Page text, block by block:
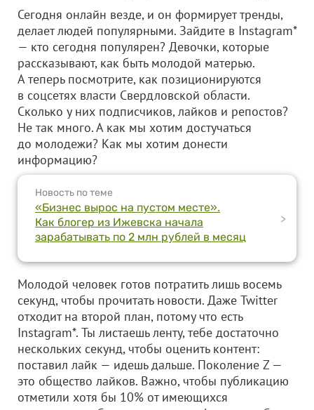
Сегодня онлайн везде, и он формирует тренды,
делает людей популярными. Зайдите в Instagram*
— кто сегодня популярен? Девочки, которые
рассказывают, как быть молодой матерью.
А теперь посмотрите, как позиционируются
в соцсетях власти Свердловской области.
Сколько у них подписчиков, лайков и репостов?
Не так много. А как мы хотим достучаться
до молодежи? Как мы хотим донести
информацию?
Новость по теме
«Бизнес вырос на пустом месте».
Как блогер из Ижевска начала
зарабатывать по 2 млн рублей в месяц
>
Молодой человек готов потратить лишь восемь
секунд, чтобы прочитать новости. Даже Twitter
отходит на второй план, потому что есть
Instagram*. Ты листаешь ленту, тебе достаточно
нескольких секунд, чтобы оценить контент:
поставил лайк — идешь дальше. Поколение Z —
это общество лайков. Важно, чтобы публикацию
отметили хотя бы 10% от имеющихся